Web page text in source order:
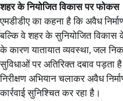
शहर के नियोजित विकास पर फोकस
एमडीडीए का कहना है कि अवैध
बल्कि वे शहर के सुनियोजित विकास
के कारण यातायात व्यवस्था, जल
सुविधाओं पर अतिरिक्त दबाव पड़ता
निरीक्षण अभियान चलाकर अवैध
कार्रवाई सुनिश्चित कर रहा है।